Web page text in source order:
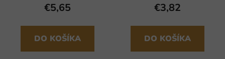
€5,65
DO KOŠÍKA
€3,82
DO KOŠÍKA